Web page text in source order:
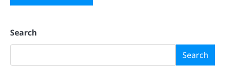
Search
Search